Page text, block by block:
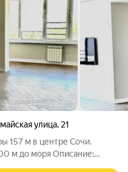
улица, 21
157 м в центре Сочи.
м до моря Описание: